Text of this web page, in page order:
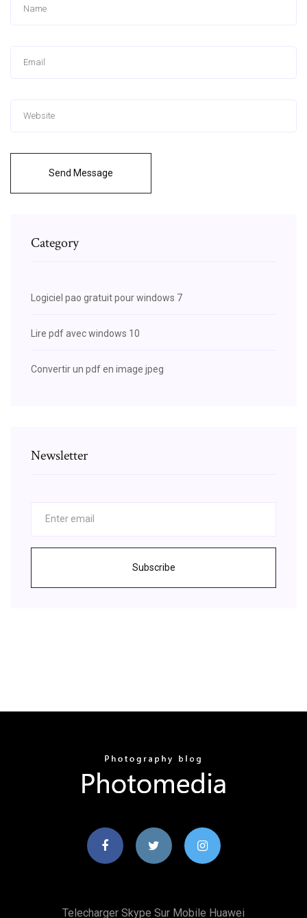
Send Message
Category
Logiciel pao gratuit pour windows 7
Lire pdf avec windows 10
Convertir un pdf en image jpeg
Newsletter
Subscribe
Telecharger Skype Sur Mobile Huawei